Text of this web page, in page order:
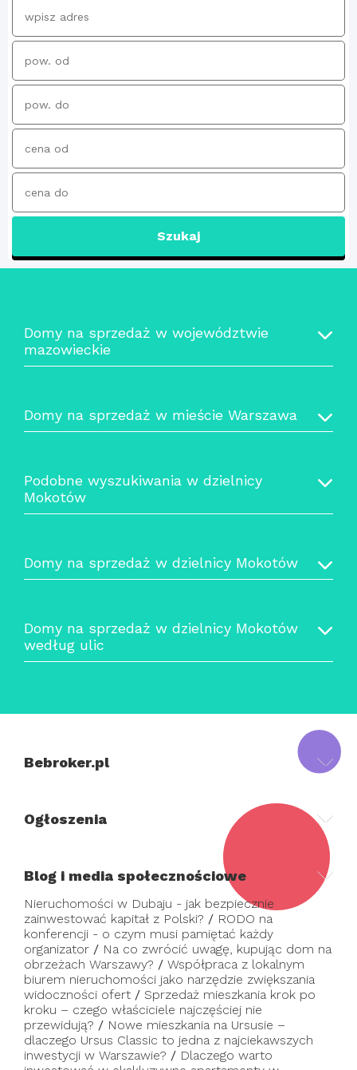
Szukaj
Domy na sprzedaż w województwie
mazowieckie
Domy na sprzedaż w mieście Warszawa
Podobne wyszukiwania w dzielnicy
Mokotów
Domy na sprzedaż w dzielnicy Mokotów
Domy na sprzedaż w dzielnicy Mokotów
według ulic
Bebroker.pl
Ogłoszenia
Blog i media społecznościowe
Nieruchomości w Dubaju - jak bezpiecznie
zainwestować kapitał z Polski? / RODO na
konferencji - o czym musi pamiętać każdy
organizator / Na co zwrócić uwagę, kupując dom na
obrzeżach Warszawy? / Współpraca z lokalnym
biurem nieruchomości jako narzędzie zwiększania
widoczności ofert / Sprzedaż mieszkania krok po
kroku – czego właściciele najczęściej nie
przewidują? / Nowe mieszkania na Ursusie –
dlaczego Ursus Classic to jedna z najciekawszych
inwestycji w Warszawie? / Dlaczego warto